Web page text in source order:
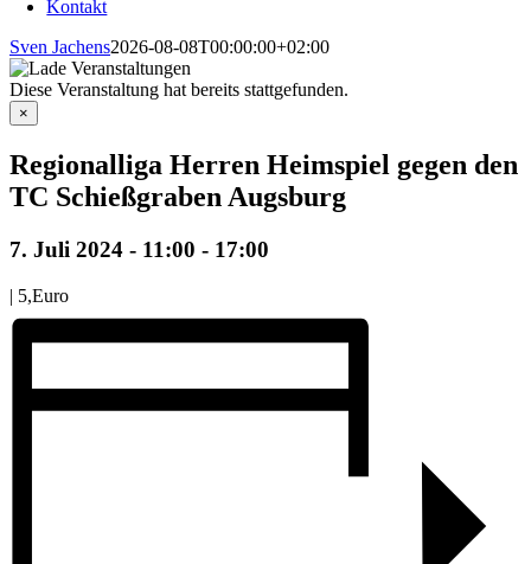
Kontakt
Sven Jachens2026-08-08T00:00:00+02:00
Diese Veranstaltung hat bereits stattgefunden.
×
Regionalliga Herren Heimspiel gegen den
TC Schießgraben Augsburg
7. Juli 2024 - 11:00 - 17:00
| 5,Euro